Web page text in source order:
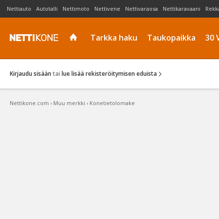
Nettiauto Autotalli Nettimoto Nettivene Nettivaraosa Nettikaravaani
Tarkka haku Taukopaikka 30
Kirjaudu sisään tai lue lisää rekisteröitymisen eduista
Nettikone.com › Muu merkki › Konetietolomake